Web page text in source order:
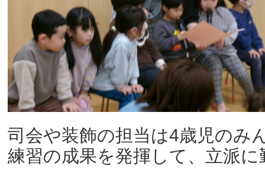
司会や装飾の担当は4歳児のみ
練習の成果を発揮して、立派